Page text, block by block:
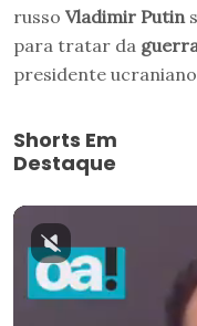
russo Vladimir Putin
para tratar da
presidente
Shorts Em
Destaque